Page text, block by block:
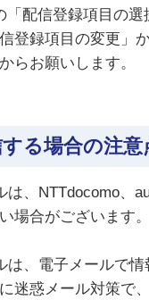
配信登録項目の選
登録項目の変更」か
らお願いします。
る場合の注意
は、NTTdocomo、
場合がございます。
、電子メールで情
迷惑メール対策で